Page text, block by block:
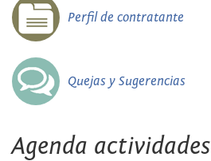
Perfil de contratante
Quejas y Sugerencias
Agenda actividades